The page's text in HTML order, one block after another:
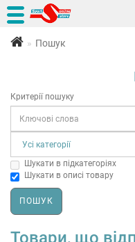
Пошук
Критерії пошуку
Шукати в підкатегоріях
Шукати в описі товару
Товари, що